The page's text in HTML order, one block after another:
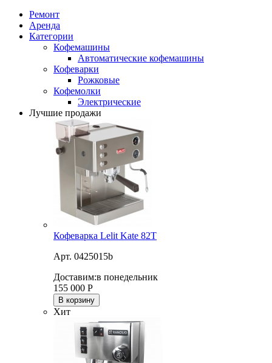
Ремонт
Аренда
Категории
Кофемашины
Автоматические кофемашины
Кофеварки
Рожковые
Кофемолки
Электрические
Лучшие продажи
Кофеварка Lelit Kate 82T
Арт. 0425015b
Доставим:в понедельник
155 000 Р
В корзину
Хит